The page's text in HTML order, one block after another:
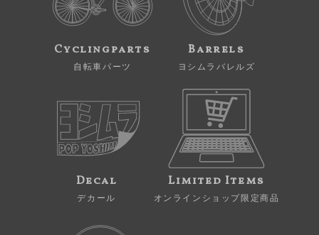
Cyclingparts
自転車パーツ
Barrels
ヨシムラバレルズ
Decal
デカール
Limited Items
オンラインショップ限定商品